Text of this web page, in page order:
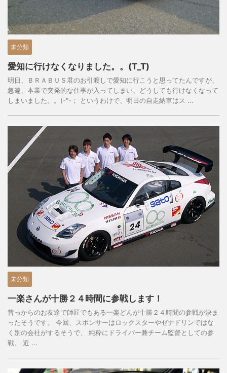
未分類
愛知に行けなくなりました。。(T_T)
明日、ＢＲＡＢＵＳ君のお引渡しで愛知に行こうと思ってたんですが、
急遽、本業で突発的な仕事が入ってしまい、どうしても行けなくなって
しまいました。。(-"-； というわけで、明日の自走納車はス ...
未分類
一楽さんが十勝２４時間に参戦します！
昔っからのお友達で師匠でもある一楽どんが十勝２４時間の参戦が決ま
ったそうです。 今回、スポンサーはロックスターやゼナドリンではな
く別の会社がするそうで、 純粋にドライバー兼チーム監督としての参
戦。 近 ...